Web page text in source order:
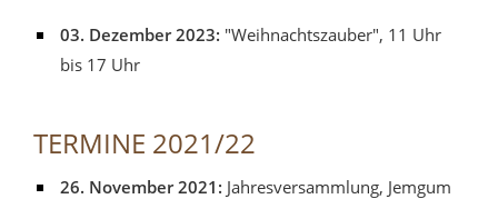
03. Dezember 2023: "Weihnachtszauber", 11 Uhr
bis 17 Uhr
TERMINE 2021/22
26. November 2021: Jahresversammlung, Jemgum